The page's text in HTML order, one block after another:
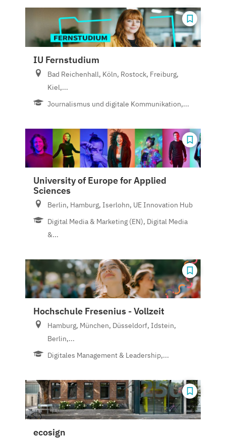
IU Fernstudium
Bad Reichenhall, Köln, Rostock, Freiburg,
Kiel,...
Journalismus und digitale Kommunikation,...
University of Europe for Applied
Sciences
Berlin, Hamburg, Iserlohn, UE Innovation Hub
Digital Media & Marketing (EN), Digital Media
&...
Hochschule Fresenius - Vollzeit
Hamburg, München, Düsseldorf, Idstein,
Berlin,...
Digitales Management & Leadership,...
ecosign